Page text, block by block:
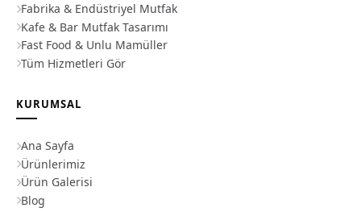
Fabrika & Endüstriyel Mutfak
Kafe & Bar Mutfak Tasarımı
Fast Food & Unlu Mamüller
Tüm Hizmetleri Gör
KURUMSAL
Ana Sayfa
Ürünlerimiz
Ürün Galerisi
Blog